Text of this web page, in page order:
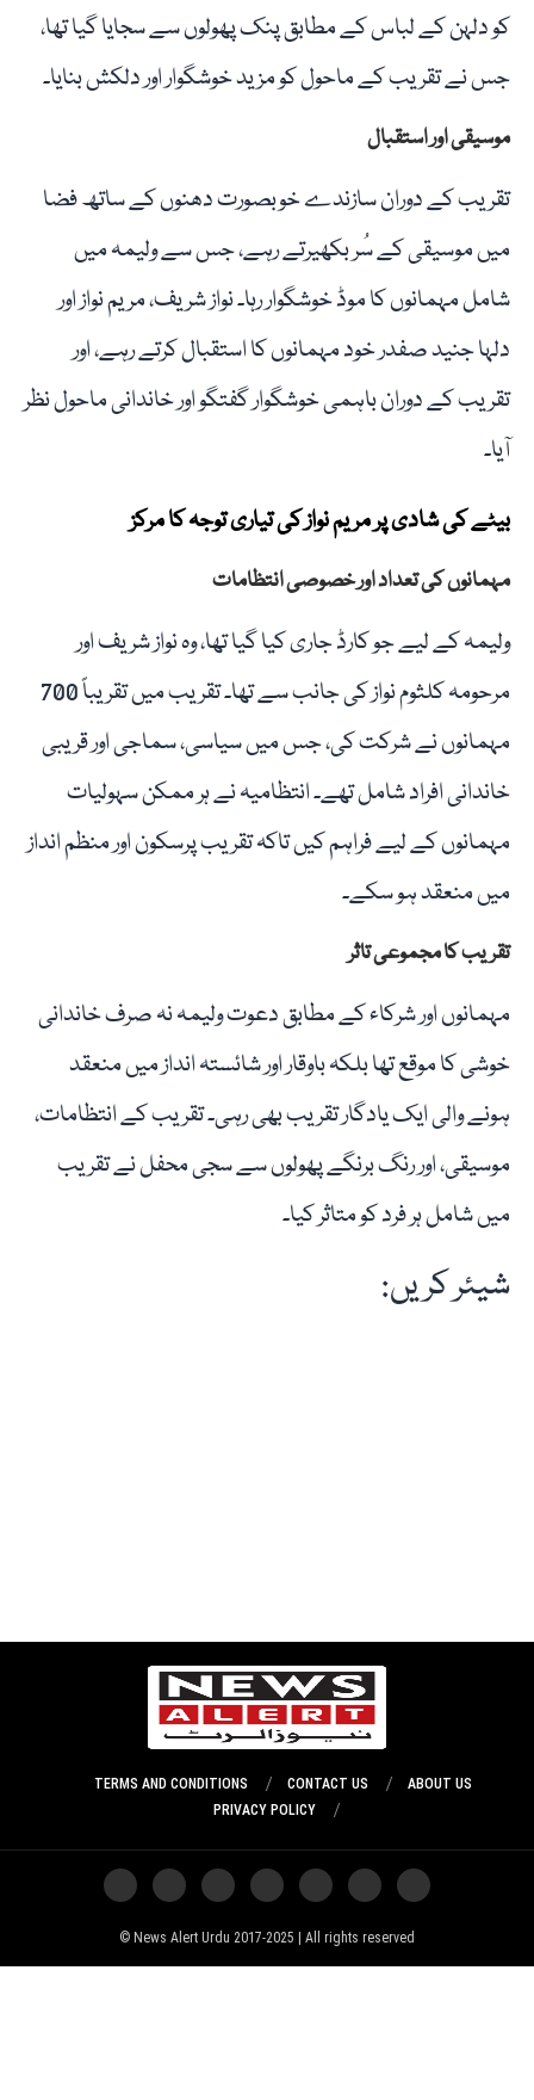
کو دلہن کے لباس کے مطابق پنک پھولوں سے سجایا گیا تھا،
جس نے تقریب کے ماحول کو مزید خوشگوار اور دلکش بنایا۔
موسیقی اور استقبال
تقریب کے دوران سازندے خوبصورت دھنوں کے ساتھ فضا
میں موسیقی کے سُر بکھیرتے رہے، جس سے ولیمہ میں
شامل مہمانوں کا موڈ خوشگوار رہا۔ نواز شریف، مریم نواز اور
دلہا جنید صفدر خود مہمانوں کا استقبال کرتے رہے، اور
تقریب کے دوران باہمی خوشگوار گفتگو اور خاندانی ماحول نظر
آیا۔
بیٹے کی شادی پر مریم نواز کی تیاری توجہ کا مرکز
مہمانوں کی تعداد اور خصوصی انتظامات
ولیمہ کے لیے جو کارڈ جاری کیا گیا تھا، وہ نواز شریف اور
مرحومہ کلثوم نواز کی جانب سے تھا۔ تقریب میں تقریباً 700
مہمانوں نے شرکت کی، جس میں سیاسی، سماجی اور قریبی
خاندانی افراد شامل تھے۔ انتظامیہ نے ہر ممکن سہولیات
مہمانوں کے لیے فراہم کیں تاکہ تقریب پرسکون اور منظم انداز
میں منعقد ہو سکے۔
تقریب کا مجموعی تاثر
مہمانوں اور شرکاء کے مطابق دعوت ولیمہ نہ صرف خاندانی
خوشی کا موقع تھا بلکہ باوقار اور شائستہ انداز میں منعقد
ہونے والی ایک یادگار تقریب بھی رہی۔ تقریب کے انتظامات،
موسیقی، اور رنگ برنگے پھولوں سے سجی محفل نے تقریب
میں شامل ہر فرد کو متاثر کیا۔
شیئر کریں:
ABOUT US
CONTACT US
TERMS AND CONDITIONS
PRIVACY POLICY
News Alert Urdu 2017-2025 | All rights reserved ©